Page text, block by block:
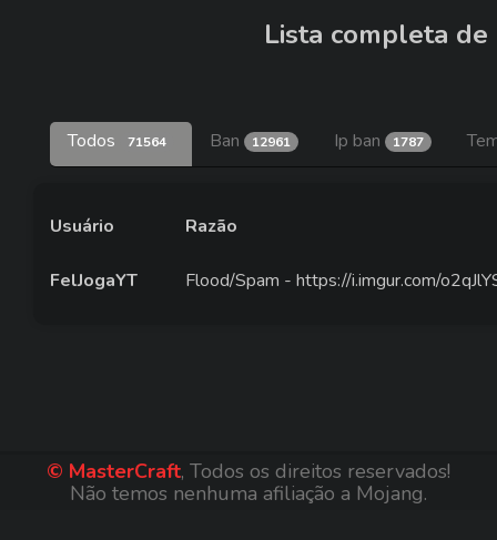
Lista completa
Todos 71564 Ban 12961 Ip ban 1787
Usuário Razão
FelJogaYT Flood/Spam - https://i.imgur.com/
© MasterCraft, Todos os direitos reservados!
Não temos nenhuma afiliação a Mojang.